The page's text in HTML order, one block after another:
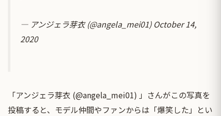
— アンジェラ芽衣 (@angela_mei01) October 14,
2020
「アンジェラ芽衣 (@angela_mei01) 」さんがこの写真を
投稿すると、モデル仲間やファンからは「爆笑した」とい